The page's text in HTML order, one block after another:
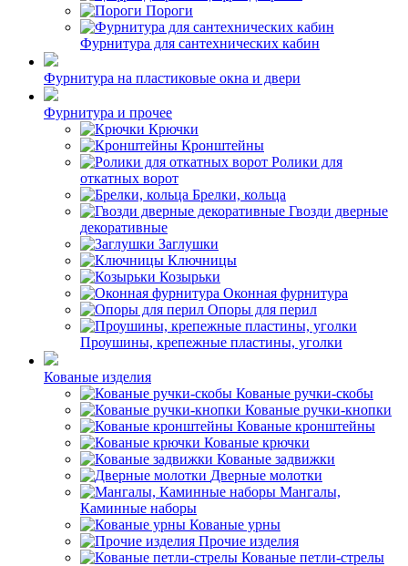
Пороги
Фурнитура для сантехнических кабин
Фурнитура на пластиковые окна и двери
Фурнитура и прочее
Крючки
Кронштейны
Ролики для
откатных ворот
Брелки, кольца
Гвозди дверные
декоративные
Заглушки
Ключницы
Козырьки
Оконная фурнитура
Опоры для перил
Проушины, крепежные пластины, уголки
Кованые изделия
Кованые ручки-скобы
Кованые ручки-кнопки
Кованые кронштейны
Кованые крючки
Кованые задвижки
Дверные молотки
Мангалы,
Каминные наборы
Кованые урны
Прочие изделия
Кованые петли-стрелы